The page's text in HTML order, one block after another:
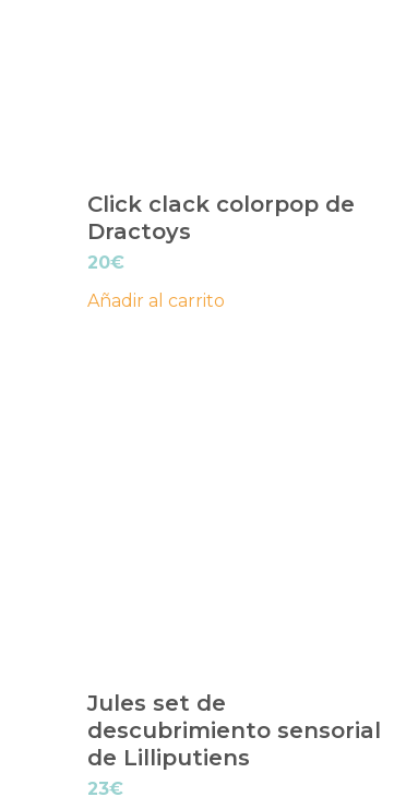
Click clack colorpop de
Dractoys
20€
Añadir al carrito
Jules set de
descubrimiento sensorial
de Lilliputiens
23€